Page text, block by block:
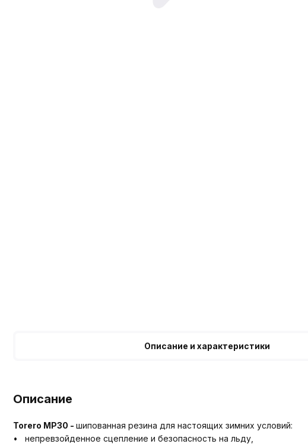
Описание и характеристики
Описание
Torero MP30 - шипованная резина для настоящих зимних условий:
• непревзойденное сцепление и безопасность на льду,